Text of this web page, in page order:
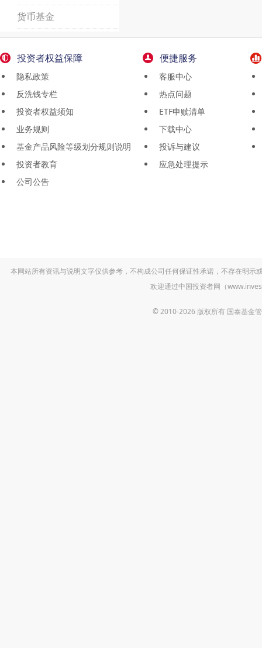
货币基金
投资者权益保障
隐私政策
反洗钱专栏
投资者权益须知
业务规则
基金产品风险等级划分规则说明
投资者教育
公司公告
便捷服务
客服中心
热点问题
ETF申赎清单
下载中心
投诉与建议
应急处理提示
本网站所有资讯与说明文字仅供参考，不构成公司任何保证性承诺，不存在明
欢迎通过中国投资者网（
© 2010-2026 版权所有 国泰基金